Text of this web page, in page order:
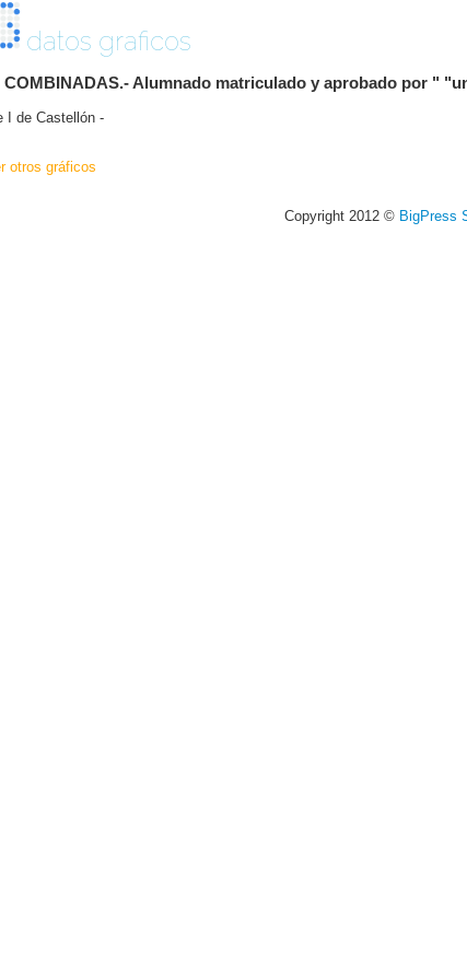
datos graficos
COMBINADAS.- Alumnado matriculado y aprobado por "
I de Castellón -
otros gráficos
Copyright 2012 © BigPress